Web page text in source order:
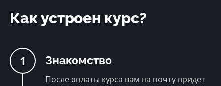
Как устроен курс?
1 Знакомство
После оплаты курса вам на почту придет